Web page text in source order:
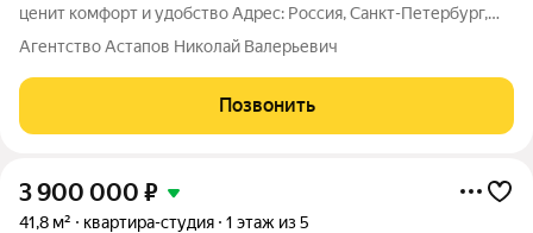
ценит комфорт и удобство Адрес: Россия, Санкт-Петербург,
дорога на Турухтанные Острова, 5к1. Представляем вашему
вниманию просторную студию в динамично развивающемся
районе Санкт-Петербурга.
Агентство Астапов Николай Валерьевич
Позвонить
3 900 000 ₽
41,8 м² квартира-студия 1 этаж из 5